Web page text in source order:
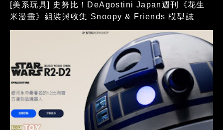
[美系玩具] 史努比！DeAgostini Japan週刊《花生
米漫畫》組裝與收集 Snoopy & Friends 模型誌